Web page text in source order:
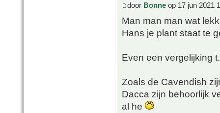
door Bonne op 17 jun 2021
Man man man wat
Hans je plant staat te
Even een vergelijking
Zoals de Cavendish
Dacca zijn behoorlijk
al he